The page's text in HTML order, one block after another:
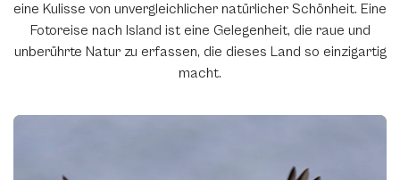
eine Kulisse von unvergleichlicher natürlicher Schönheit. Eine
Fotoreise nach Island ist eine Gelegenheit, die raue und
unberührte Natur zu erfassen, die dieses Land so einzigartig
macht.